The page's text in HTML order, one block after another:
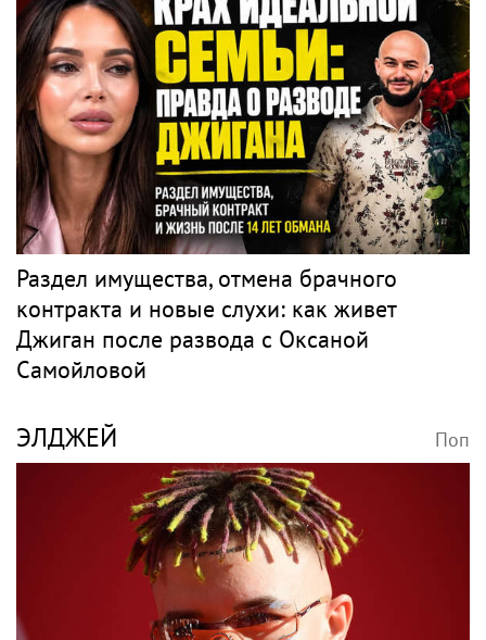
Раздел имущества, отмена брачного
контракта и новые слухи: как живет
Джиган после развода с Оксаной
Самойловой
ЭЛДЖЕЙ Поп